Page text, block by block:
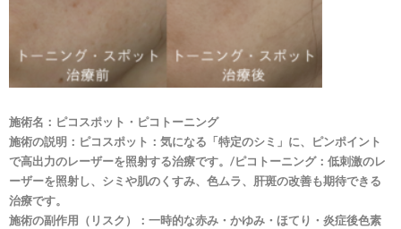
施術名： ピコスポット・ピコトーニング
施術の説明：ピコスポット：気になる「特定のシミ」に、ピンポイント
で高出力のレーザーを照射する治療です。/ピコトーニング：低刺激のレ
ーザーを照射し、シミや肌のくすみ、色ムラ、肝斑の改善も期待できる
治療です。
施術の副作用（リスク）：一時的な赤み・かゆみ・ほてり・炎症後色素